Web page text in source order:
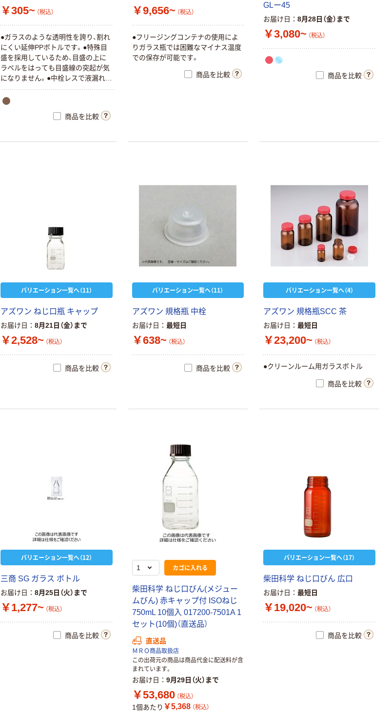
￥305~ （税込）
●ガラスのような透明性を誇り、割れ
にくい延伸PPボトルです。●特殊目
盛を採用しているため、目盛の上に
ラベルをはっても目盛線の突起が気
になりません。●中栓レスで液漏れを
シャットアウトします。●遮光瓶は内
容部が確認できる上に400nm以下の
商品を比較
￥9,656~ （税込）
●フリージングコンテナの使用によ
りガラス瓶では困難なマイナス温度
での保存が可能です。
商品を比較
GLー45
お届け日 8月28日（金）まで
￥3,080~ （税込）
商品を比較
バリエーション一覧へ（11）
アズワン ねじ口瓶 キャップ
お届け日 8月21日（金）まで
￥2,528~ （税込）
商品を比較
バリエーション一覧へ（11）
アズワン 規格瓶 中栓
お届け日 最短日
￥638~ （税込）
商品を比較
バリエーション一覧へ（4）
アズワン 規格瓶SCC 茶
お届け日 最短日
￥23,200~ （税込）
●クリーンルーム用ガラスボトル
商品を比較
バリエーション一覧へ（12）
三商 SG ガラス ボトル
お届け日 8月25日（火）まで
￥1,277~ （税込）
商品を比較
カゴに入れる
柴田科学 ねじ口びん(メジュー
ムびん) 赤キャップ付 ISOねじ
750mL 10個入 017200-7501A 1
セット(10個)（直送品）
直送品
ＭＲＯ商品取扱店
この出荷元の商品は商品代金に配送料が含
まれています。
お届け日 9月29日（火）まで
￥53,680 （税込）
1個あたり ￥5,368 （税込）
バリエーション一覧へ（17）
柴田科学 ねじ口びん 広口
お届け日 最短日
￥19,020~ （税込）
商品を比較
マルエム スポイ
小型スプレー式
ボトル 50mL2本
50X2 1個 64-
￥550 （税込）
カゴへ
（税込）
ュー管（透明）
アズワン 万能缶
アズワン スクリ
ネーズ瓶）
FCスクリュー管